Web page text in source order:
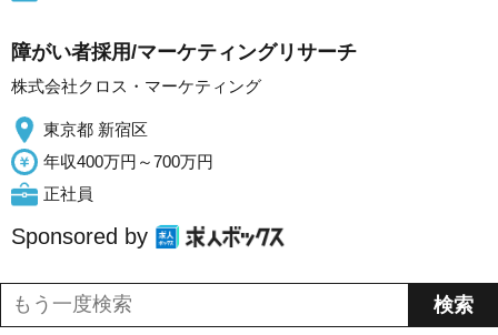
障がい者採用/マーケティングリサーチ
株式会社クロス・マーケティング
東京都 新宿区
年収400万円～700万円
正社員
Sponsored by